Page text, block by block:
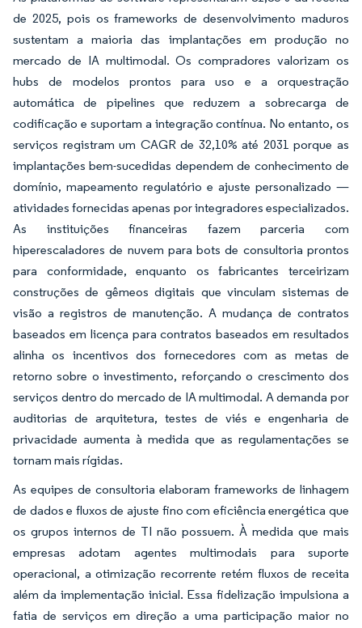
de 2025, pois os frameworks de desenvolvimento maduros
sustentam a maioria das implantações em produção no
mercado de IA multimodal. Os compradores valorizam os
hubs de modelos prontos para uso e a orquestração
automática de pipelines que reduzem a sobrecarga de
codificação e suportam a integração contínua. No entanto, os
serviços registram um CAGR de 32,10% até 2031 porque as
implantações bem-sucedidas dependem de conhecimento de
domínio, mapeamento regulatório e ajuste personalizado —
atividades fornecidas apenas por integradores especializados.
As instituições financeiras fazem parceria com
hiperescaladores de nuvem para bots de consultoria prontos
para conformidade, enquanto os fabricantes terceirizam
construções de gêmeos digitais que vinculam sistemas de
visão a registros de manutenção. A mudança de contratos
baseados em licença para contratos baseados em resultados
alinha os incentivos dos fornecedores com as metas de
retorno sobre o investimento, reforçando o crescimento dos
serviços dentro do mercado de IA multimodal. A demanda por
auditorias de arquitetura, testes de viés e engenharia de
privacidade aumenta à medida que as regulamentações se
tornam mais rígidas.
As equipes de consultoria elaboram frameworks de linhagem
de dados e fluxos de ajuste fino com eficiência energética que
os grupos internos de TI não possuem. À medida que mais
empresas adotam agentes multimodais para suporte
operacional, a otimização recorrente retém fluxos de receita
além da implementação inicial. Essa fidelização impulsiona a
fatia de serviços em direção a uma participação maior no